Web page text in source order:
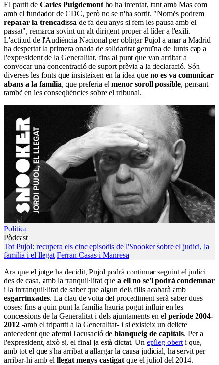
El partit de Carles Puigdemontho ha intentat, tant amb Mas com
amb el fundador de CDC, però no se n'ha sortit. "Només podrem
reparar la trencadissa de fa deu anys si fem les pausa amb el
passat", remarca sovint un alt dirigent proper al líder a l'exili.
L'actitud de l'Audiència Nacional per obligar Pujol a anar a Madrid
ha despertat la primera onada de solidaritat genuïna de Junts cap a
l'expresident de la Generalitat, fins al punt que van arribar a
convocar una concentració de suport prèvia a la declaració. Són
diverses les fonts que insisteixen en la idea que no es va comunicar
abans a la família, que preferia el menor soroll possible, pensant
també en les conseqüències sobre el tribunal.
Política
Pòdcast
Tot Pujol: recupera els cinc episodis de l'Snooker sobre el judici, la
família i el llegat Ferran Casas i Manresa
Ara que el jutge ha decidit, Pujol podrà continuar seguint el judici
des de casa, amb la tranquil·litat que a ell no se'l podrà condemnar
i la intranquil·litat de saber que algun dels fills acabarà amb
esgarrinxades. La clau de volta del procediment serà saber dues
coses: fins a quin punt la família hauria pogut influir en les
concessions de la Generalitat i dels ajuntaments en el període 2004-
2012 -amb el tripartit a la Generalitat- i si existeix un delicte
antecedent que afermi l'acusació de blanqueig de capitals. Per a
l'expresident, això sí, el final ja està dictat. Un epíleg oberti que,
amb tot el que s'ha arribat a allargar la causa judicial, ha servit per
arribar-hi amb el llegat menys castigatque el juliol del 2014.